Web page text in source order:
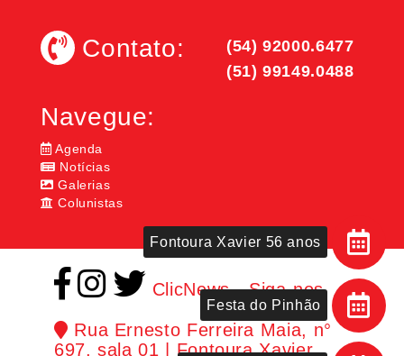
Contato:
(54) 92000.6477
(51) 99149.0488
Navegue:
Agenda
Notícias
Galerias
Colunistas
ClicNews - Siga-nos
Rua Ernesto Ferreira Maia, n°
697, sala 01 | Fontoura Xavier
Festa do Pinhão
Fontoura Xavier 56 anos